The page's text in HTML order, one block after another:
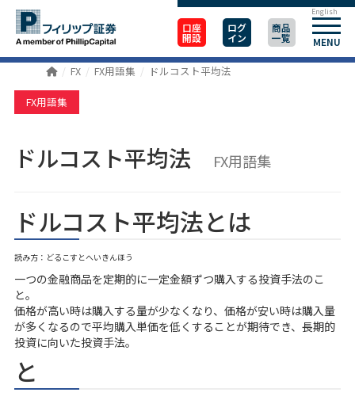
口座
開設
ログ
イン
商品
一覧 MENU
English
FX FX用語集 ドルコスト平均法
FX用語集
ドルコスト平均法 FX用語集
ドルコスト平均法とは
読み方：どるこすとへいきんほう
一つの金融商品を定期的に一定金額ずつ購入する投資手法のこ
と。
価格が高い時は購入する量が少なくなり、価格が安い時は購入量
が多くなるので平均購入単価を低くすることが期待でき、長期的
投資に向いた投資手法。
と